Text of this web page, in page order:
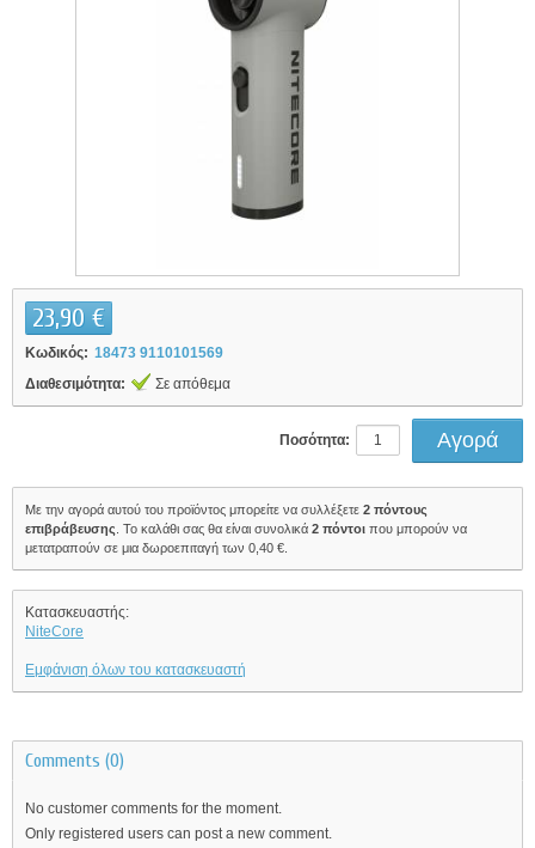
23,90 €
Κωδικός: 18473 9110101569
Διαθεσιμότητα:
Σε απόθεμα
Ποσότητα:
Με την αγορά αυτού του προϊόντος μπορείτε να συλλέξετε 2 πόντους
επιβράβευσης . Το καλάθι σας θα είναι συνολικά 2 πόντοι που μπορούν να
μετατραπούν σε μια δωροεπιταγή των 0,40 €
Κατασκευαστής:
NiteCore
Εμφάνιση όλων του κατασκευαστή
Comments (0)
No customer comments for the moment.
Only registered users can post a new comment.